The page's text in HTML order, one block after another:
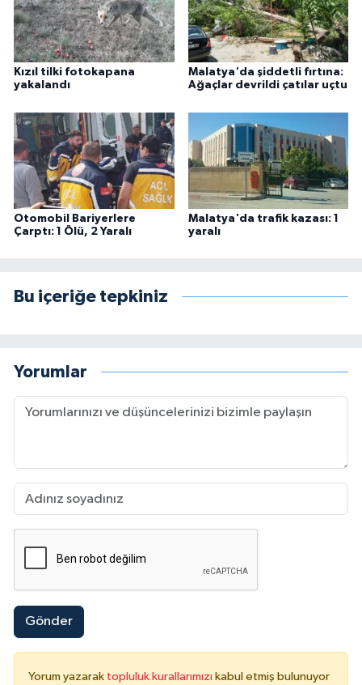
Kızıl tilki fotokapana
yakalandı
Malatya'da şiddetli fırtına:
Ağaçlar devrildi çatılar uçtu
Otomobil Bariyerlere
Çarptı: 1 Ölü, 2 Yaralı
Malatya'da trafik kazası: 1
yaralı
Bu içeriğe tepkiniz
Yorumlar
Gönder
Yorum yazarak topluluk kurallarımızı kabul etmiş bulunuyor